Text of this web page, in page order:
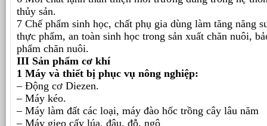
thủy sản.
7 Chế phẩm sinh học, chất phụ gia dùng làm tăng năng
thực phẩm, an toàn sinh học trong sản xuất chăn nuôi,
phẩm chăn nuôi.
III Sản phẩm cơ khí
1 Máy và thiết bị phục vụ nông nghiệp:
– Động cơ Diezen.
– Máy kéo.
– Máy làm đất các loại, máy đào hốc trồng cây lâu năm
– Máy gieo cấy lúa, đậu, đỗ, ngô